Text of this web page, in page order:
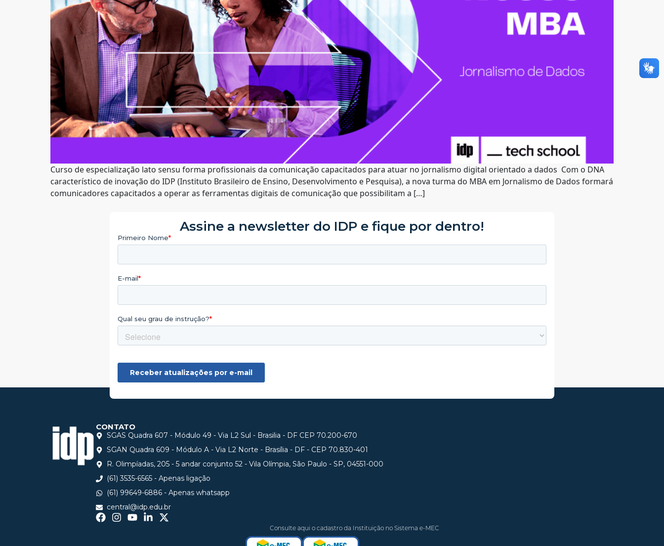
Curso de especialização lato sensu forma profissionais da comunicação capacitados para atuar no jornalismo digital orientado a dados Com o DNA
característico de inovação do IDP (Instituto Brasileiro de Ensino, Desenvolvimento e Pesquisa), a nova turma do MBA em Jornalismo de Dados formará
comunicadores capacitados a operar as ferramentas digitais de comunicação que possibilitam a […]
Assine a newsletter do IDP e fique por dentro!
CONTATO
SGAS Quadra 607 - Módulo 49 - Via L2 Sul - Brasilia - DF CEP 70.200-670
SGAN Quadra 609 - Módulo A - Via L2 Norte - Brasília - DF - CEP 70.830-401
R. Olimpíadas, 205 - 5 andar conjunto 52 - Vila Olímpia, São Paulo - SP, 04551-000
(61) 3535-6565 - Apenas ligação
(61) 99649-6886 - Apenas whatsapp
central@idp.edu.br
Consulte aqui o cadastro da Instituição no Sistema e-MEC